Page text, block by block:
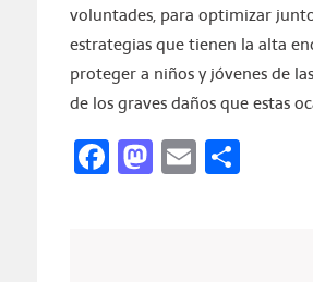
voluntades, para optimizar
estrategias que tienen la alta
proteger a niños y jóvenes de
de los graves daños que estas
Facebook
Mastodon
Email